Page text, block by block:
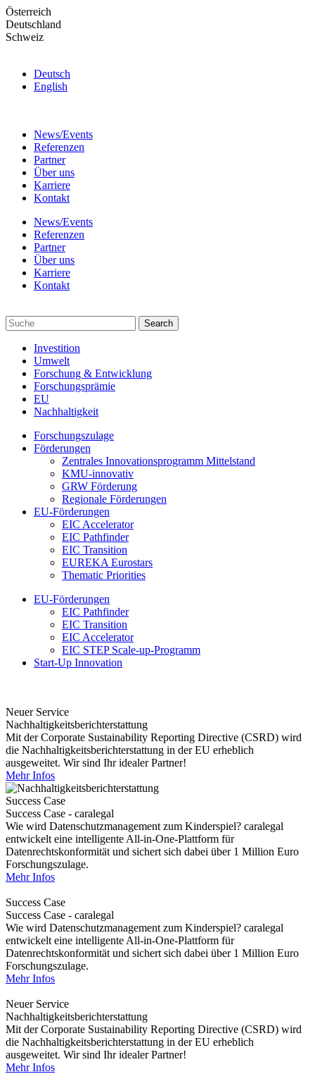
Skip
to
the
Österreich
Deutschland
Schweiz
Deutsch
English
News/Events
Referenzen
Partner
Über uns
Karriere
Kontakt
News/Events
Referenzen
Partner
Über uns
Karriere
Kontakt
Investition
Umwelt
Forschung & Entwicklung
Forschungsprämie
EU
Nachhaltigkeit
Forschungszulage
Förderungen
Zentrales Innovationsprogramm Mittelstand
KMU-innovativ
GRW Förderung
Regionale Förderungen
EU-Förderungen
EIC Accelerator
EIC Pathfinder
EIC Transition
EUREKA Eurostars
Thematic Priorities
EU-Förderungen
EIC Pathfinder
EIC Transition
EIC Accelerator
EIC STEP Scale-up-Programm
Start-Up Innovation
Neuer Service
Nachhaltigkeitsberichterstattung
Mit der Corporate Sustainability Reporting Directive (CSRD) wird
die Nachhaltigkeitsberichterstattung in der EU erheblich
ausgeweitet. Wir sind Ihr idealer Partner!
Mehr Infos
Success Case
Success Case - caralegal
Wie wird Datenschutzmanagement zum Kinderspiel? caralegal
entwickelt eine intelligente All-in-One-Plattform für
Datenrechtskonformität und sichert sich dabei über 1 Million Euro
Forschungszulage.
Mehr Infos
Success Case
Success Case - caralegal
Wie wird Datenschutzmanagement zum Kinderspiel? caralegal
entwickelt eine intelligente All-in-One-Plattform für
Datenrechtskonformität und sichert sich dabei über 1 Million Euro
Forschungszulage.
Mehr Infos
Neuer Service
Nachhaltigkeitsberichterstattung
Mit der Corporate Sustainability Reporting Directive (CSRD) wird
die Nachhaltigkeitsberichterstattung in der EU erheblich
ausgeweitet. Wir sind Ihr idealer Partner!
Mehr Infos